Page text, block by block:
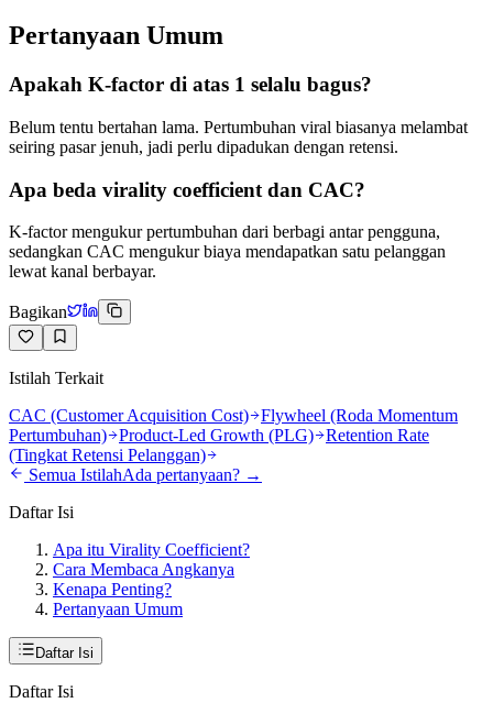
Pertanyaan Umum
Apakah K-factor di atas 1 selalu bagus?
Belum tentu bertahan lama. Pertumbuhan viral biasanya melambat
seiring pasar jenuh, jadi perlu dipadukan dengan retensi.
Apa beda virality coefficient dan CAC?
K-factor mengukur pertumbuhan dari berbagi antar pengguna,
sedangkan CAC mengukur biaya mendapatkan satu pelanggan
lewat kanal berbayar.
Bagikan
Istilah Terkait
CAC (Customer Acquisition Cost)
Flywheel (Roda Momentum
Pertumbuhan)
Product-Led Growth (PLG)
Retention Rate
(Tingkat Retensi Pelanggan)
Semua IstilahAda pertanyaan? →
Daftar Isi
Apa itu Virality Coefficient?
Cara Membaca Angkanya
Kenapa Penting?
Pertanyaan Umum
Daftar Isi
Daftar Isi